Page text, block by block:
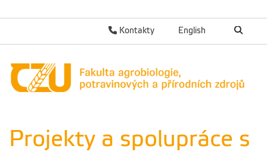
English
Kontakty
Projekty a spolupráce s